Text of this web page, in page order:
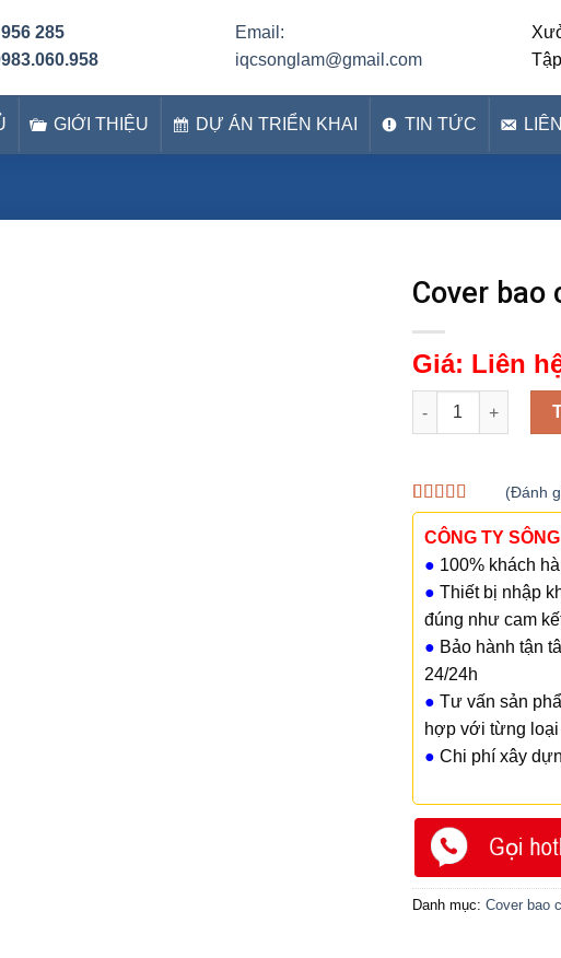
285
Email:
iqcsonglam@gmail.com
GIỚI THIỆU DỰ ÁN TRIỂN KHAI TIN TỨC
Cover bao
Giá: Liên
Cover bao che
5.00trên 5
dựa trên
1
(Đánh
CÔNG TY
● 100% khách
● Thiết bị nhập
đúng như cam
● Bảo hành tận
24/24h
● Tư vấn sản
hợp với từng loại
● Chi phí xây
Danh mục: Cover bao